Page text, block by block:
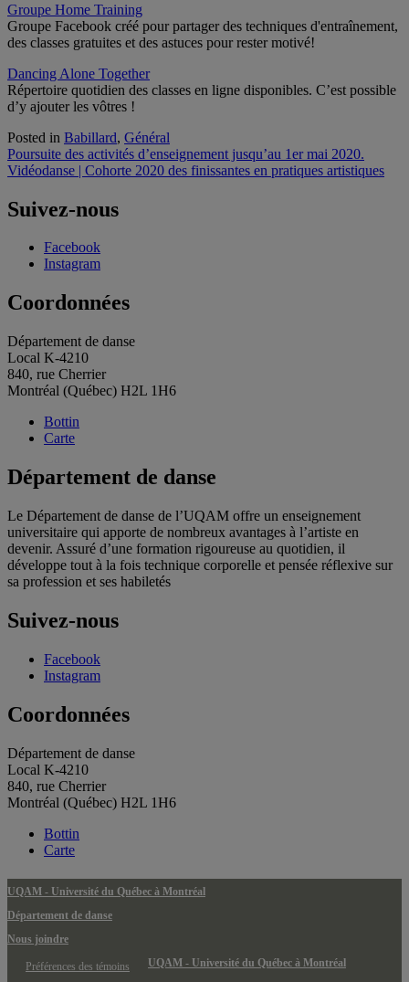
Groupe Home Training
Groupe Facebook créé pour partager des techniques d'entraînement,
des classes gratuites et des astuces pour rester motivé!
Dancing Alone Together
Répertoire quotidien des classes en ligne disponibles. C’est possible
d’y ajouter les vôtres !
Posted in Babillard, Général
Navigation
de
l'article
Poursuite des activités d’enseignement jusqu’au 1er mai 2020.
Vidéodanse | Cohorte 2020 des finissantes en pratiques artistiques
Suivez-nous
Facebook
Instagram
Coordonnées
Département de danse
Local K-4210
840, rue Cherrier
Montréal (Québec) H2L 1H6
Bottin
Carte
Département de danse
Le Département de danse de l’UQAM offre un enseignement
universitaire qui apporte de nombreux avantages à l’artiste en
devenir. Assuré d’une formation rigoureuse au quotidien, il
développe tout à la fois technique corporelle et pensée réflexive sur
sa profession et ses habiletés
Suivez-nous
Facebook
Instagram
Coordonnées
Département de danse
Local K-4210
840, rue Cherrier
Montréal (Québec) H2L 1H6
Bottin
Carte
UQAM - Université du Québec à Montréal
Département de danse
Nous joindre
Préférences des témoins
UQAM - Université du Québec à Montréal